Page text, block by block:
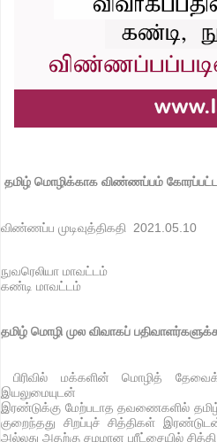
தமிழ் மொழிக்காக விண்ணப்பம்
விண்ணப்ப முடிவுத்திகதி 2021.05.10
நுவரெலியா மாவட்டம்
கண்டி மாவட்டம்
தமிழ் மொழி முல விவாகப்
பிரிவில் மக்களின் மொழித்
இயலுமையுடன்
இரண்டுக்கு மேற்படாத தவணைகளில்
குறைந்தது சிறப்புச் சித்திகள்
அல்லது அதற்கு சமமான பரீட்சையில்